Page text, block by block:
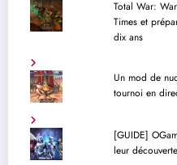
Total War:
Times et
dix ans
Un mod de
tournoi en
[GUIDE]
leur